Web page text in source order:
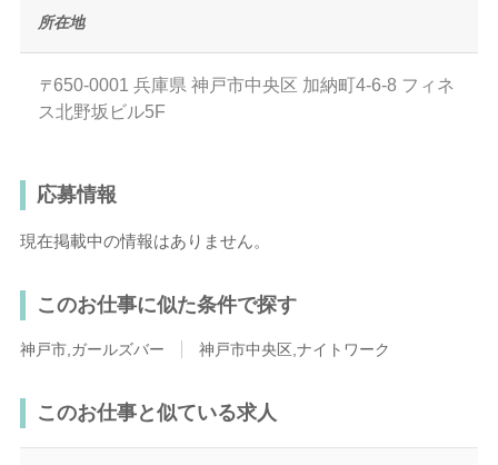
所在地
〒650-0001 兵庫県 神戸市中央区 加納町4-6-8 フィネ
ス北野坂ビル5F
応募情報
現在掲載中の情報はありません。
このお仕事に似た条件で探す
神戸市,ガールズバー 神戸市中央区,ナイトワーク
このお仕事と似ている求人